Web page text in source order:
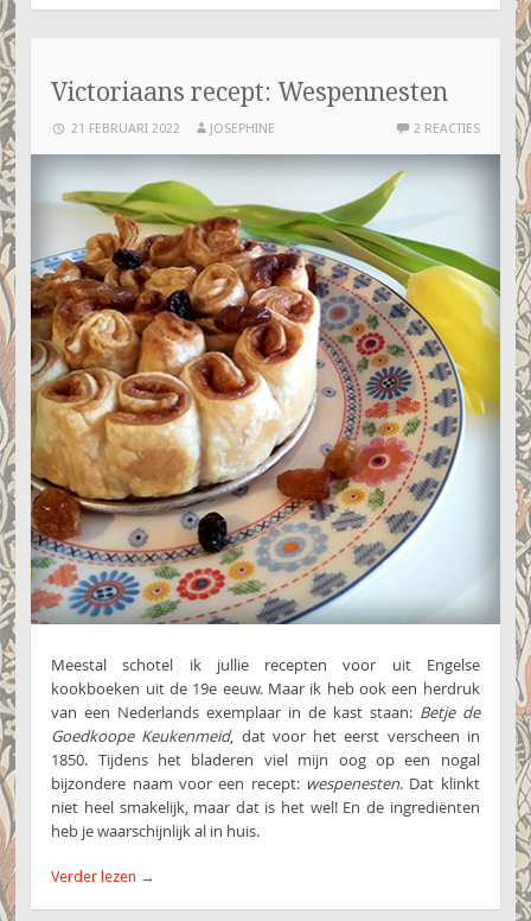
Victoriaans recept: Wespennesten
21 FEBRUARI 2022 JOSEPHINE 2 REACTIES
Meestal schotel ik jullie recepten voor uit Engelse
kookboeken uit de 19e eeuw. Maar ik heb ook een herdruk
van een Nederlands exemplaar in de kast staan: Betje de
Goedkoope Keukenmeid, dat voor het eerst verscheen in
1850. Tijdens het bladeren viel mijn oog op een nogal
bijzondere naam voor een recept: wespenesten. Dat klinkt
niet heel smakelijk, maar dat is het wel! En de ingrediënten
heb je waarschijnlijk al in huis.
Verder lezen →